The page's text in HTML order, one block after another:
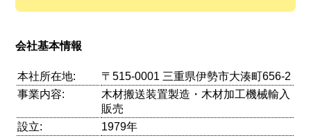
会社基本情報
本社所在地:
〒515-0001 三重県伊勢市大湊町656-2
事業内容:
木材搬送装置製造・木材加工機械輸入
販売
設立:
1979年